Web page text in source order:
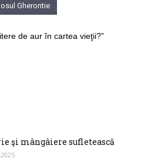
Gherontie
de aur în cartea vieţii?”
şi mângâiere sufletească